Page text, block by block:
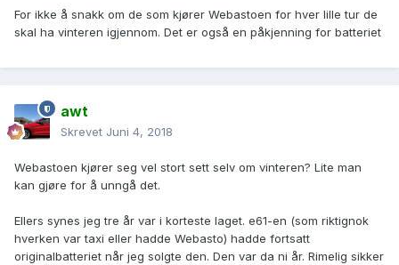
For ikke å snakk om de som kjører Webastoen for hver lille tur de
skal ha vinteren igjennom. Det er også en påkjenning for batteriet
awt
Skrevet Juni 4, 2018
Webastoen kjører seg vel stort sett selv om vinteren? Lite man
kan gjøre for å unngå det.
Ellers synes jeg tre år var i korteste laget. e61-en (som riktignok
hverken var taxi eller hadde Webasto) hadde fortsatt
originalbatteriet når jeg solgte den. Den var da ni år. Rimelig sikker